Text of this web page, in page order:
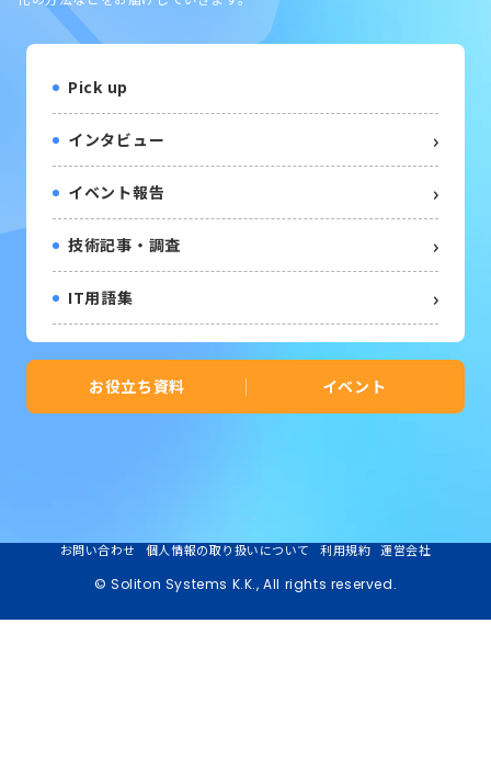
Pick up
インタビュー
イベント報告
技術記事・調査
IT用語集
お役立ち資料 イベント
© Soliton Systems K.K., All rights reserved.
お問い合わせ 個人情報の取り扱いについて 利用規約 運営会社